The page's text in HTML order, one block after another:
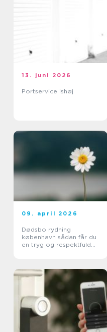
13. juni 2026
Portservice ishøj
09. april 2026
Dødsbo rydning
københavn sådan får du
en tryg og respektfuld